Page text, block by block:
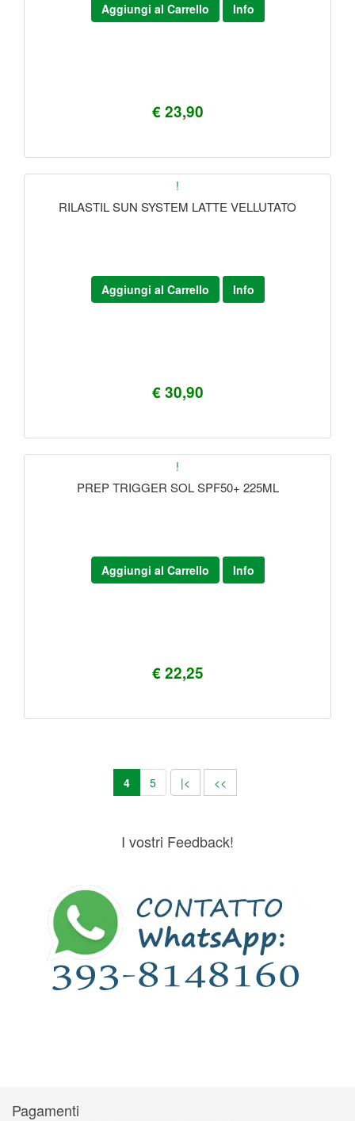
€ 23,90
Aggiungi al Carrello Info
!
RILASTIL SUN SYSTEM LATTE VELLUTATO
€ 30,90
Aggiungi al Carrello Info
!
PREP TRIGGER SOL SPF50+ 225ML
€ 22,25
Aggiungi al Carrello Info
|< <<
4 5
I vostri Feedback!
Pagamenti